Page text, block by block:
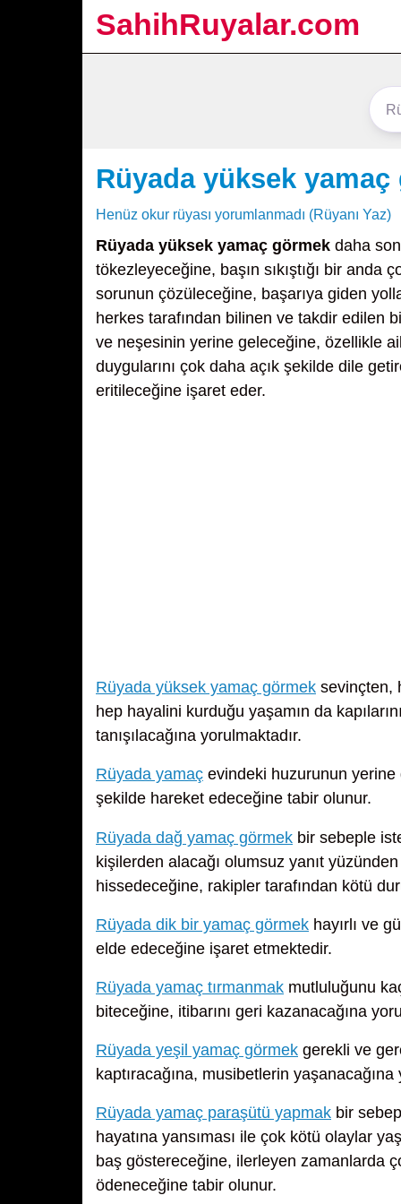
SahihRuyalar.com
Rüyada yüksek yamaç
Henüz okur rüyası yorumlanmadı (Rüyanı Yaz)
Rüyada yüksek yamaç görmek daha
tökezleyeceğine, başın sıkıştığı bir
sorunun çözüleceğine, başarıya giden
herkes tarafından bilinen ve takdir edilen
ve neşesinin yerine geleceğine, özellikle
duygularını çok daha açık şekilde dile
eritileceğine işaret eder.
Rüyada yüksek yamaç görmek sevinçten,
hep hayalini kurduğu yaşamın da
tanışılacağına yorulmaktadır.
Rüyada yamaç evindeki huzurunun yerine
şekilde hareket edeceğine tabir olunur.
Rüyada dağ yamaç görmek bir sebeple
kişilerden alacağı olumsuz yanıt
hissedeceğine, rakipler tarafından kötü
Rüyada dik bir yamaç görmek hayırlı ve
elde edeceğine işaret etmektedir.
Rüyada yamaç tırmanmak mutluluğunu
biteceğine, itibarını geri kazanacağına
Rüyada yeşil yamaç görmek gerekli ve
kaptıracağına, musibetlerin yaşanacağına
Rüyada yamaç paraşütü yapmak bir
hayatına yansıması ile çok kötü olaylar
baş göstereceğine, ilerleyen zamanlarda
ödeneceğine tabir olunur.